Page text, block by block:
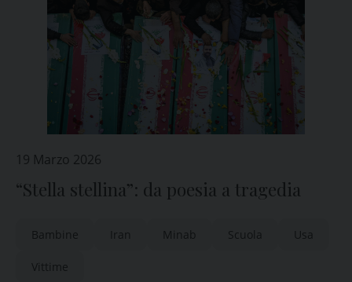
19 Marzo 2026
“Stella stellina”: da poesia a tragedia
Bambine Iran Minab Scuola Usa
Vittime